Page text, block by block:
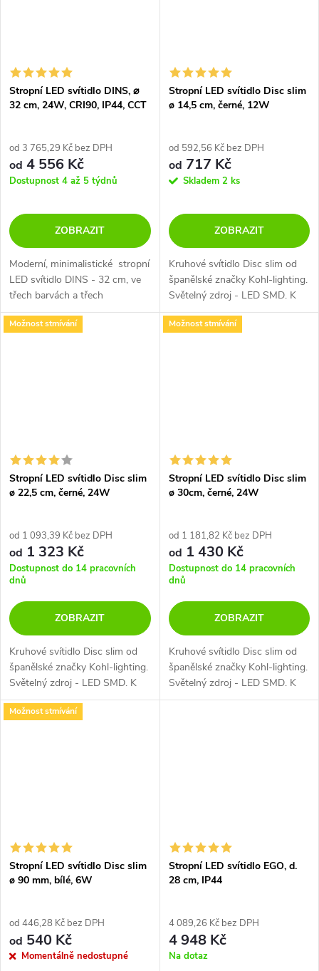
Stropní LED svítidlo DINS, ⌀
32 cm, 24W, CRI90, IP44, CCT
od 3 765,29 Kč bez DPH
od 4 556 Kč
Dostupnost 4 až 5 týdnů
ZOBRAZIT
Moderní, minimalistické stropní
LED svítidlo DINS - 32 cm, ve
třech barvách a třech
velikostech, s krytím IP 44 s
možností stmívání.
Stropní LED svítidlo Disc slim
ø 14,5 cm, černé, 12W
od 592,56 Kč bez DPH
od 717 Kč
Skladem 2 ks
ZOBRAZIT
Kruhové svítidlo Disc slim od
španělské značky Kohl-lighting.
Světelný zdroj - LED SMD. K
dispozici ve 2 barevných
variantách v černé a bílé barvě a
Možnost stmívání
Stropní LED svítidlo Disc slim
ø 22,5 cm, černé, 24W
od 1 093,39 Kč bez DPH
od 1 323 Kč
Dostupnost do 14 pracovních
dnů
ZOBRAZIT
Kruhové svítidlo Disc slim od
španělské značky Kohl-lighting.
Světelný zdroj - LED SMD. K
dispozici ve 2 barevných
variantách v černé a bílé barvě a
Možnost stmívání
Stropní LED svítidlo Disc slim
ø 30cm, černé, 24W
od 1 181,82 Kč bez DPH
od 1 430 Kč
Dostupnost do 14 pracovních
dnů
ZOBRAZIT
Kruhové svítidlo Disc slim od
španělské značky Kohl-lighting.
Světelný zdroj - LED SMD. K
dispozici ve 2 barevných
Možnost stmívání
Stropní LED svítidlo Disc slim
ø 90 mm, bílé, 6W
od 446,28 Kč bez DPH
od 540 Kč
Momentálně nedostupné
Stropní LED svítidlo EGO, d.
28 cm, IP44
4 089,26 Kč bez DPH
4 948 Kč
Na dotaz